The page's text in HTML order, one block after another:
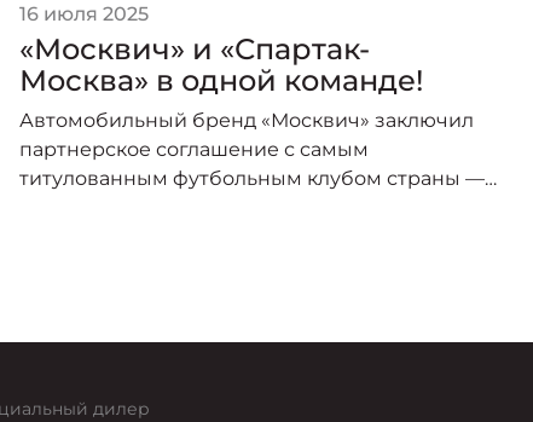
16 июля 2025
«Москвич» и «Спартак-
Москва» в одной команде!
Автомобильный бренд «Москвич» заключил
партнерское соглашение с самым
титулованным футбольным клубом страны —
дилер